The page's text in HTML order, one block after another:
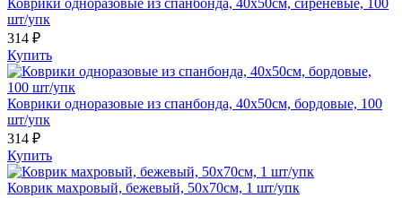
Коврики одноразовые из спанбонда, 40х50см, сиреневые, 100
шт/упк
314 ₽
Купить
Коврики одноразовые из спанбонда, 40х50см, бордовые, 100
шт/упк
314 ₽
Купить
Коврик махровый, бежевый, 50х70см, 1 шт/упк